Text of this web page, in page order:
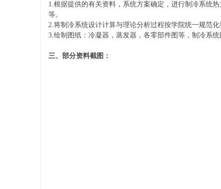
1.根据提供的有关资料，系统方案确定，进行制冷系统
等。
2.将制冷系统设计计算与理论分析过程按学院统一规范
3.绘制图纸：冷凝器，蒸发器，各零部件图等，制冷系
三、部分资料截图：